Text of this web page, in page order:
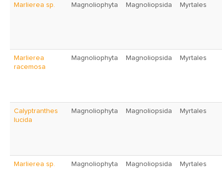
Marlierea sp. Magnoliophyta Magnoliopsida Myrtales
Marlierea
racemosa
Magnoliophyta Magnoliopsida Myrtales
Calyptranthes
lucida
Magnoliophyta Magnoliopsida Myrtales
Marlierea sp. Magnoliophyta Magnoliopsida Myrtales